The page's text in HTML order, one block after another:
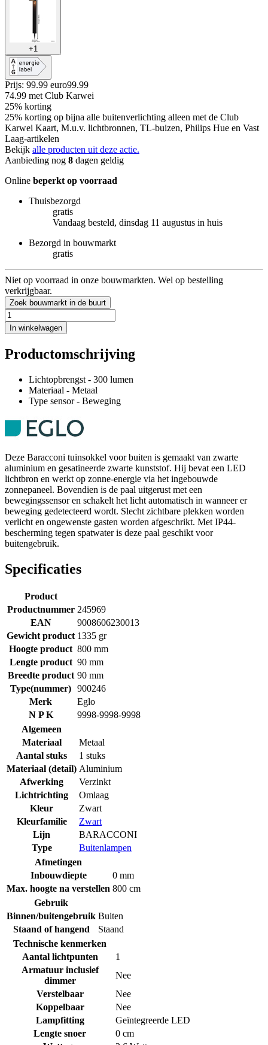
+1
Prijs: 99.99 euro99.99
74.99 met Club Karwei
25% korting
25% korting op bijna alle buitenverlichting alleen met de Club
Karwei Kaart, M.u.v. lichtbronnen, TL-buizen, Philips Hue en Vast
Laag-artikelen
Bekijk alle producten uit deze actie.
Aanbieding nog 8 dagen geldig
Online beperkt op voorraad
Thuisbezorgd
gratis
Vandaag besteld, dinsdag 11 augustus in huis
Bezorgd in bouwmarkt
gratis
Niet op voorraad in onze bouwmarkten. Wel op bestelling
verkrijgbaar.
Zoek bouwmarkt in de buurt
In winkelwagen
Productomschrijving
Lichtopbrengst - 300 lumen
Materiaal - Metaal
Type sensor - Beweging
Deze Baracconi tuinsokkel voor buiten is gemaakt van zwarte
aluminium en gesatineerde zwarte kunststof. Hij bevat een LED
lichtbron en werkt op zonne-energie via het ingebouwde
zonnepaneel. Bovendien is de paal uitgerust met een
bewegingssensor en schakelt het licht automatisch in wanneer er
beweging gedetecteerd wordt. Slecht zichtbare plekken worden
verlicht en ongewenste gasten worden afgeschrikt. Met IP44-
bescherming tegen spatwater is deze paal geschikt voor
buitengebruik.
Specificaties
Product
Productnummer 245969
EAN
9008606230013
Gewicht product 1335 gr
Hoogte product 800 mm
Lengte product 90 mm
Breedte product 90 mm
Type(nummer) 900246
Merk
Eglo
N P K
9998-9998-9998
Algemeen
Materiaal
Metaal
Aantal stuks
1 stuks
Materiaal (detail) Aluminium
Afwerking
Verzinkt
Lichtrichting
Omlaag
Kleur
Zwart
Kleurfamilie
Zwart
Lijn
BARACCONI
Type
Buitenlampen
Afmetingen
Inbouwdiepte
0 mm
Max. hoogte na verstellen 800 cm
Gebruik
Binnen/buitengebruik Buiten
Staand of hangend
Staand
Technische kenmerken
Aantal lichtpunten
1
Armatuur inclusief
dimmer
Nee
Verstelbaar
Nee
Koppelbaar
Nee
Lampfitting
Geïntegreerde LED
Lengte snoer
0 cm